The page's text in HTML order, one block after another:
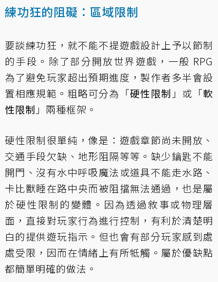
練功狂的阻礙：區域限制
要談練功狂，就不能不提遊戲設計上予以節制
的手段。除了部分開放世界遊戲，一般 RPG
為了避免玩家超出預期進度，製作者多半會設
置相應規範。粗略可分為「硬性限制 」或「軟
性限制 」兩種框架。
硬性限制很單純，像是：遊戲章節尚未開放、
交通手段欠缺、地形阻隔等等。缺少鑰匙不能
開門、沒有水中呼吸魔法或道具不能走水路、
卡比獸睡在路中央而被阻擋無法通過，也是屬
於硬性限制的變體。因為透過敘事或物理層
面，直接對玩家行為進行控制，有利於清楚明
白的提供遊玩指示。但也會有部分玩家感到處
處受限，因而在情緒上有所牴觸。屬於優缺點
都簡單明確的做法。